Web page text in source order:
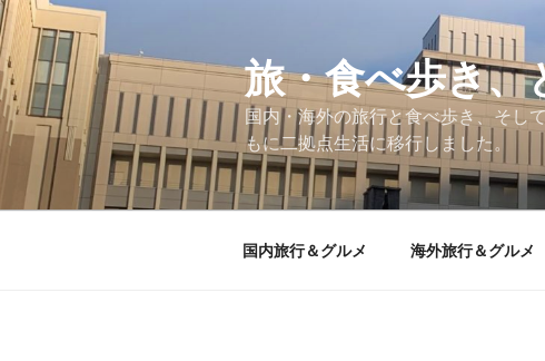
コ
ン
テ
ン
ツ
へ
旅・食べ歩き
国内・海外の旅行と食べ歩き、そし
もに二拠点生活に移行しました。
国内旅行＆グルメ 海外旅行＆グルメ